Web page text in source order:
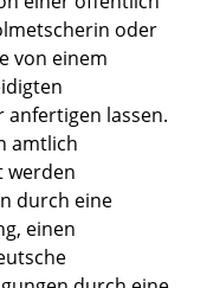
oder
von einem
lassen.
amtlich
werden
durch eine
einen